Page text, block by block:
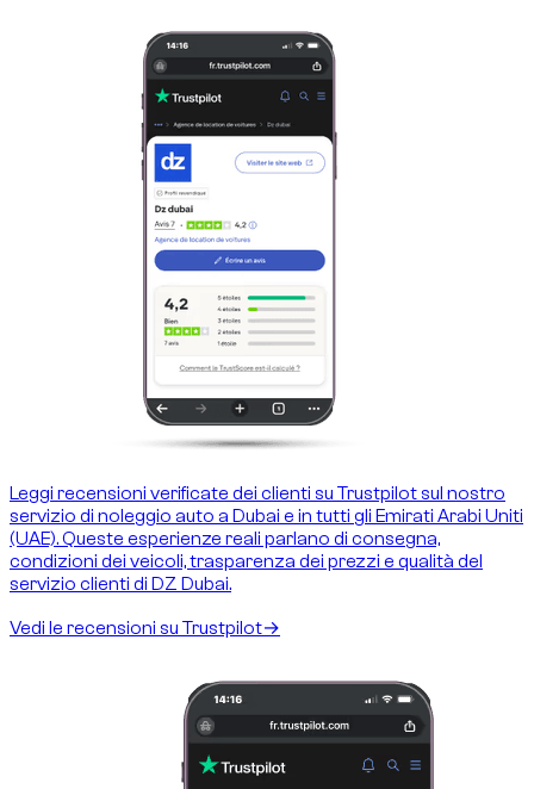
Leggi recensioni verificate dei clienti su Trustpilot sul nostro
servizio di noleggio auto a Dubai e in tutti gli Emirati Arabi Uniti
(UAE). Queste esperienze reali parlano di consegna,
condizioni dei veicoli, trasparenza dei prezzi e qualità del
servizio clienti di DZ Dubai.
Vedi le recensioni su Trustpilot→